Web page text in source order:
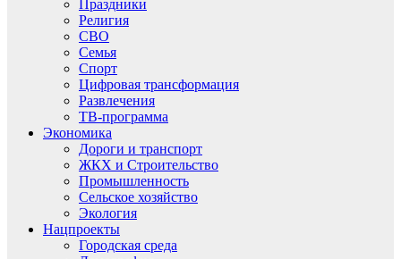
Праздники
Религия
СВО
Семья
Спорт
Цифровая трансформация
Развлечения
ТВ-программа
Экономика
Дороги и транспорт
ЖКХ и Строительство
Промышленность
Сельское хозяйство
Экология
Нацпроекты
Городская среда